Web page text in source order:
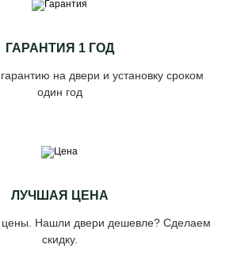
ГАРАНТИЯ 1 ГОД
на двери и установку сроком
один год
ЛУЧШАЯ ЦЕНА
цены. Нашли двери дешевле? Сделаем
скидку.